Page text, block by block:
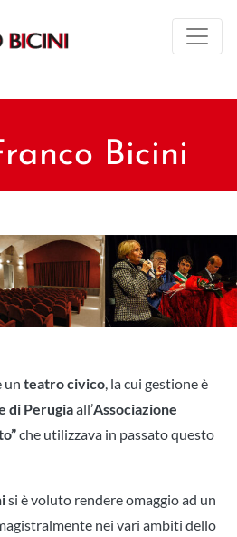
Bicini
un teatro civico , la cui gestione è
di Perugiaall’Associazione
che utilizzava in passato questo
si è voluto rendere omaggio ad un
nei vari ambiti dello